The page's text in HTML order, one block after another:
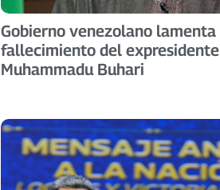
Gobierno venezolano lamenta
fallecimiento del expresidente
Muhammadu Buhari